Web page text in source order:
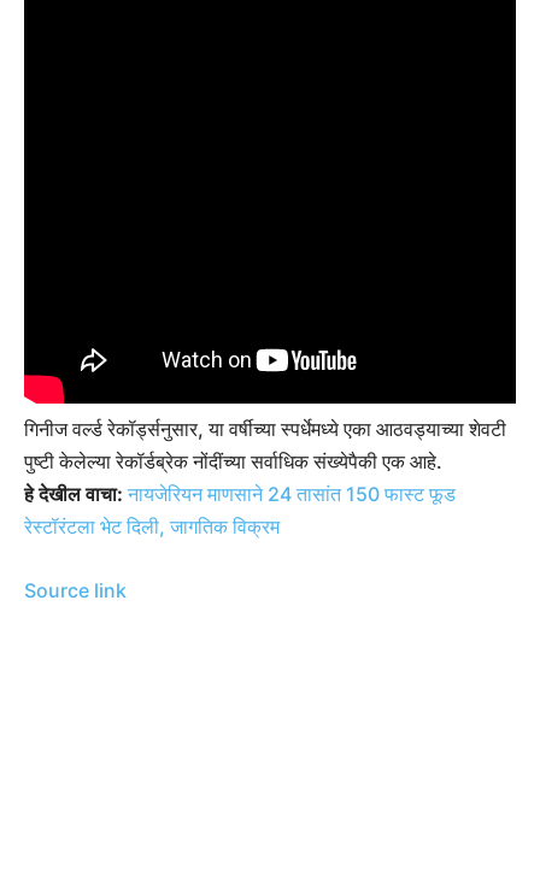
गिनीज वर्ल्ड रेकॉर्ड्सनुसार, या वर्षीच्या स्पर्धेमध्ये एका आठवड्याच्या शेवटी
पुष्टी केलेल्या रेकॉर्डब्रेक नोंदींच्या सर्वाधिक संख्येपैकी एक आहे.
हे देखील वाचा: नायजेरियन माणसाने 24 तासांत 150 फास्ट फूड
रेस्टॉरंटला भेट दिली, जागतिक विक्रम
Source link